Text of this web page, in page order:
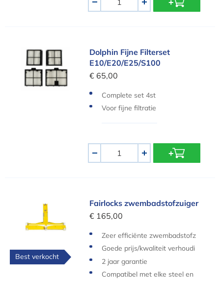
+
Dolphin Fijne Filterset E10/E20/E25/S100
Dolphin Fijne Filterset
E10/E20/E25/S100
€ 65,00
Complete set 4st
Voor fijne filtratie
+
Fairlocks zwembadstofzuiger
Best verkocht
Fairlocks zwembadstofzuiger
€ 165,00
Zeer efficiënte zwembadstofz
uiger
Goede prijs/kwaliteit verhoudi
ng
2 jaar garantie
Compatibel met elke steel en